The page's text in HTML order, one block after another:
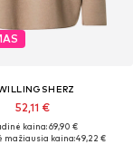
52,11 €
kaina: 69,90 €
mažiausia kaina:49,22 €